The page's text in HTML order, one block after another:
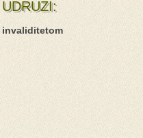
invaliditetom